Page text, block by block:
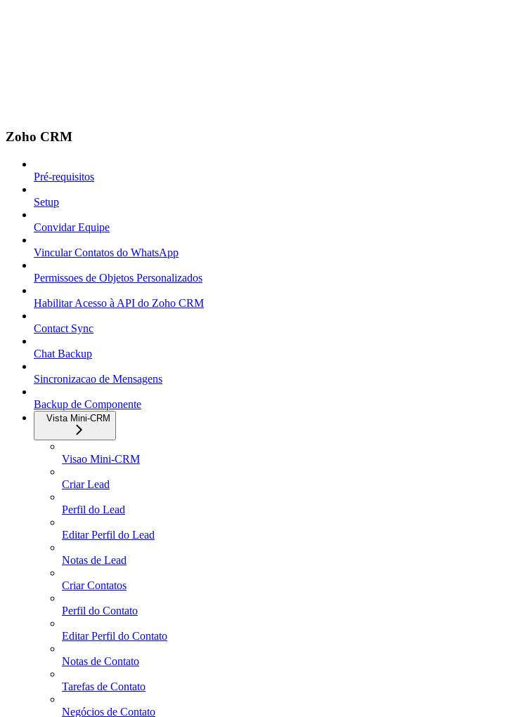
Zoho CRM
Pré-requisitos
Setup
Convidar Equipe
Vincular Contatos do WhatsApp
Permissoes de Objetos Personalizados
Habilitar Acesso à API do Zoho CRM
Contact Sync
Chat Backup
Sincronizacao de Mensagens
Backup de Componente
Vista Mini-CRM
Visao Mini-CRM
Criar Lead
Perfil do Lead
Editar Perfil do Lead
Notas de Lead
Criar Contatos
Perfil do Contato
Editar Perfil do Contato
Notas de Contato
Tarefas de Contato
Negócios de Contato